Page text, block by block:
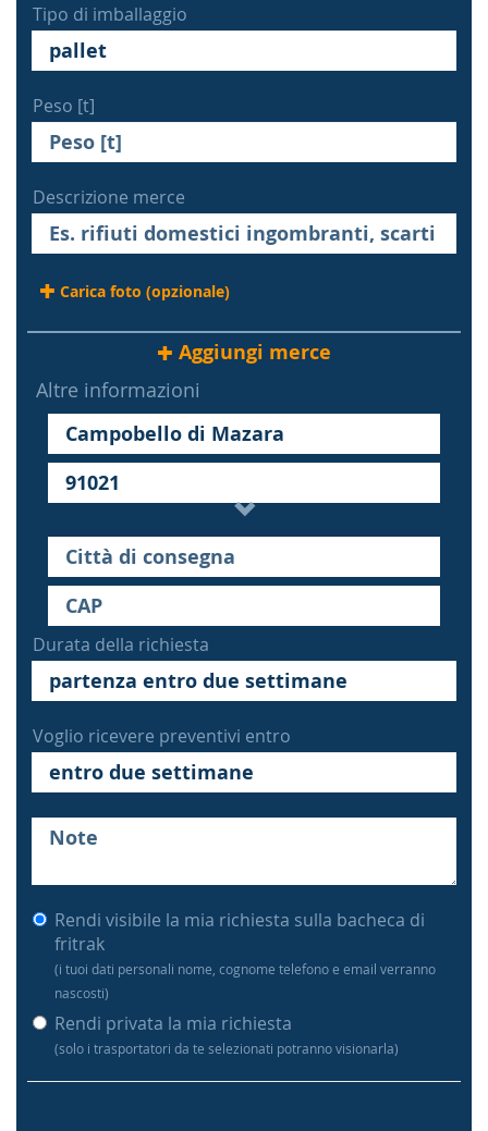
Tipo di imballaggio
Peso [t]
Descrizione merce
Carica foto (opzionale)
Aggiungi merce
Altre informazioni
Durata della richiesta
Voglio ricevere preventivi entro
Rendi visibile la mia richiesta sulla bacheca di
fritrak
(i tuoi dati personali nome, cognome telefono e email verranno
nascosti)
Rendi privata la mia richiesta
(solo i trasportatori da te selezionati potranno visionarla)